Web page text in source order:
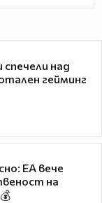
над
гейминг
EA вече
на